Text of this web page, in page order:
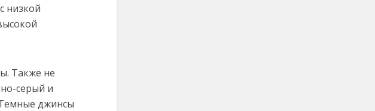
низкой
Также не
серый и
джинсы